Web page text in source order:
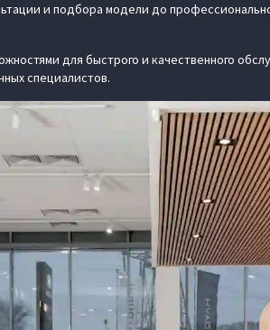
и подбора модели до
для быстрого и качественного
специалистов.